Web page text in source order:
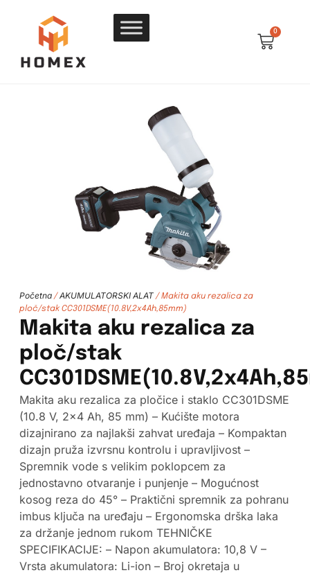
0
Početna/ AKUMULATORSKI ALAT/ Makita aku rezalica za
ploč/stak CC301DSME(10.8V,2x4Ah,85mm)
Makita aku rezalica za
ploč/stak
Makita aku rezalica za pločice i staklo CC301DSME
(10.8 V, 2×4 Ah, 85 mm) – Kućište motora
dizajnirano za najlakši zahvat uređaja – Kompaktan
dizajn pruža izvrsnu kontrolu i upravljivost –
Spremnik vode s velikim poklopcem za
jednostavno otvaranje i punjenje – Mogućnost
kosog reza do 45° – Praktični spremnik za pohranu
imbus ključa na uređaju – Ergonomska drška laka
za držanje jednom rukom TEHNIČKE
SPECIFIKACIJE: – Napon akumulatora: 10,8 V –
Vrsta akumulatora: Li-ion – Broj okretaja u